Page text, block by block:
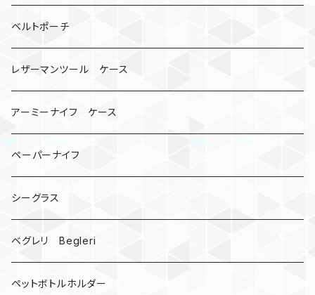
マルチツール
オニヤンマ
ビーズ
手裏剣
クロス十字架
ドリームキャッチャー
カウベル 熊鈴
ティーホルダー
チューブ
コインケース
紙
カードケース
2カラー
ベルトポーチ
レザーマンツール ケース
アーミーナイフ ケース
ペーパーナイフ
シーグラス
ベグレリ Begleri
ペットボトルホルダー